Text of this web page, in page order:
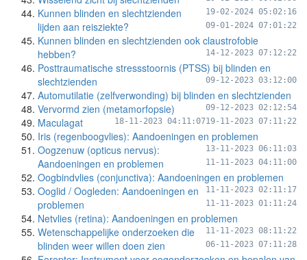
19-02-2024 05:02:16
Kunnen blinden en slechtzienden
lijden aan reisziekte?
09-01-2024 07:01:22
Kunnen blinden en slechtzienden ook claustrofobie
hebben?
14-12-2023 07:12:22
Posttraumatische stressstoornis (PTSS) bij blinden en
slechtzienden
09-12-2023 03:12:00
Automutilatie (zelfverwonding) bij blinden en slechtzienden
09-12-2023 02:12:54
Vervormd zien (metamorfopsie)
19-11-2023 07:11:22
Maculagat 18-11-2023 04:11:07
Iris (regenboogvlies): Aandoeningen en problemen
13-11-2023 06:11:03
Oogzenuw (opticus nervus):
Aandoeningen en problemen
11-11-2023 04:11:00
Oogbindvlies (conjunctiva): Aandoeningen en problemen
11-11-2023 02:11:17
Ooglid / Oogleden: Aandoeningen en
problemen
11-11-2023 01:11:24
Netvlies (retina): Aandoeningen en problemen
11-11-2023 08:11:22
Wetenschappelijke onderzoeken die
blinden weer willen doen zien
06-11-2023 07:11:28